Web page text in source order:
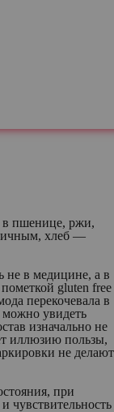
в пшенице, ржи,
хлеб —
не в медицине, а в
gluten free
перекочевала в
увидеть
изначально не
иллюзию пользы,
не делают
при
чувствительность